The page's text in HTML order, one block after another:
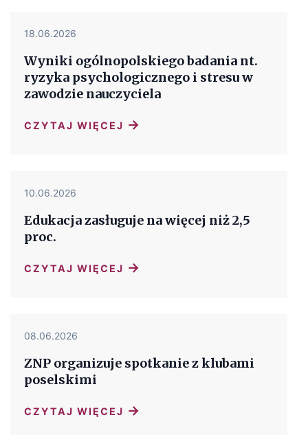
18.06.2026
Wyniki ogólnopolskiego badania nt.
ryzyka psychologicznego i stresu w
zawodzie nauczyciela
CZYTAJ WIĘCEJ →
10.06.2026
Edukacja zasługuje na więcej niż 2,5
proc.
CZYTAJ WIĘCEJ →
08.06.2026
ZNP organizuje spotkanie z klubami
poselskimi
CZYTAJ WIĘCEJ →